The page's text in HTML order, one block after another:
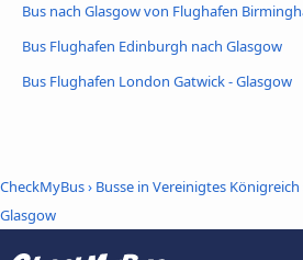
Bus nach Glasgow von Flughafen
Bus Flughafen Edinburgh nach Glasgow
Bus Flughafen London Gatwick - Glasgow
CheckMyBus› Busse in Vereinigtes Königreich
Glasgow